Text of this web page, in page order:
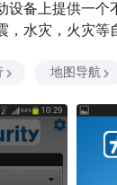
设备上提供一
，水灾，火灾
同时发送声音记
地图导航